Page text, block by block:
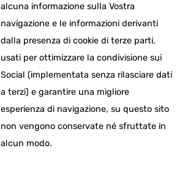
alcuna informazione sulla Vostra
navigazione e le informazioni derivanti
dalla presenza di cookie di terze parti,
usati per ottimizzare la condivisione sui
Social (implementata senza rilasciare dati
a terzi) e garantire una migliore
esperienza di navigazione, su questo sito
non vengono conservate né sfruttate in
alcun modo.